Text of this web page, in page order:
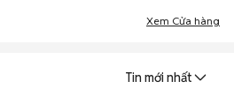
Xem Cửa hàng
Tin mới nhất